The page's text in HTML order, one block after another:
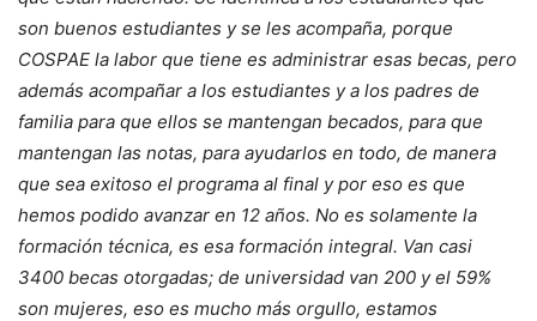
son buenos estudiantes y se les acompaña, porque
COSPAE la labor que tiene es administrar esas becas, pero
además acompañar a los estudiantes y a los padres de
familia para que ellos se mantengan becados, para que
mantengan las notas, para ayudarlos en todo, de manera
que sea exitoso el programa al final y por eso es que
hemos podido avanzar en 12 años. No es solamente la
formación técnica, es esa formación integral. Van casi
3400 becas otorgadas; de universidad van 200 y el 59%
son mujeres, eso es mucho más orgullo, estamos